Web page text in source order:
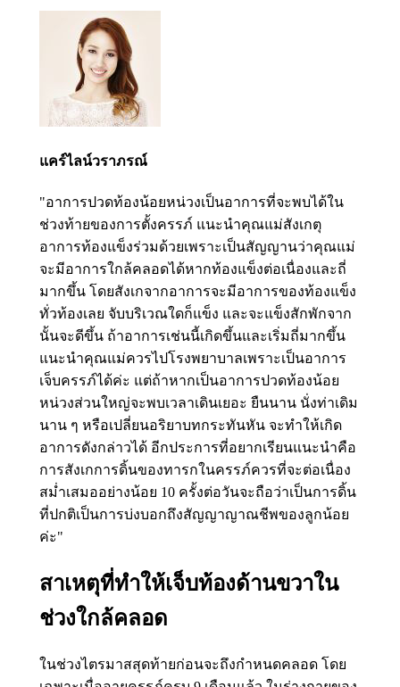
แคร์ไลน์วราภรณ์
"อาการปวดท้องน้อยหน่วงเป็นอาการที่จะพบได้ใน
ช่วงท้ายของการตั้งครรภ์ แนะนำคุณแม่สังเกตุ
อาการท้องแข็งร่วมด้วยเพราะเป็นสัญญานว่าคุณแม่
จะมีอาการใกล้คลอดได้หากท้องแข็งต่อเนื่องและถี่
มากขึ้น โดยสังเกจากอาการจะมีอาการของท้องแข็ง
ทั่วท้องเลย จับบริเวณใดก็แข็ง และจะแข็งสักพักจาก
นั้นจะดีขึ้น ถ้าอาการเช่นนี้เกิดขึ้นและเริ่มถี่มากขึ้น
แนะนำคุณแม่ควรไปโรงพยาบาลเพราะเป็นอาการ
เจ็บครรภ์ได้ค่ะ แต่ถ้าหากเป็นอาการปวดท้องน้อย
หน่วงส่วนใหญ่จะพบเวลาเดินเยอะ ยืนนาน นั่งท่าเดิม
นาน ๆ หรือเปลี่ยนอริยาบทกระทันหัน จะทำให้เกิด
อาการดังกล่าวได้ อีกประการที่อยากเรียนแนะนำคือ
การสังเกการดิ้นของทารกในครรภ์ควรที่จะต่อเนื่อง
สม่ำเสมออย่างน้อย 10 ครั้งต่อวันจะถือว่าเป็นการดิ้น
ที่ปกติเป็นการบ่งบอกถึงสัญญาญาณชีพของลูกน้อย
ค่ะ"
สาเหตุที่ทำให้เจ็บท้องด้านขวาใน
ช่วงใกล้คลอด
ในช่วงไตรมาสสุดท้ายก่อนจะถึงกำหนดคลอด โดย